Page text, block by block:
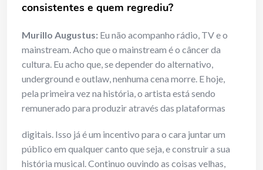
consistentes e quem regrediu?
Murillo Augustus: Eu não acompanho rádio, TV e o
mainstream. Acho que o mainstream é o câncer da
cultura. Eu acho que, se depender do alternativo,
underground e outlaw, nenhuma cena morre. E hoje,
pela primeira vez na história, o artista está sendo
remunerado para produzir através das plataformas
digitais. Isso já é um incentivo para o cara juntar um
público em qualquer canto que seja, e construir a sua
história musical. Continuo ouvindo as coisas velhas,